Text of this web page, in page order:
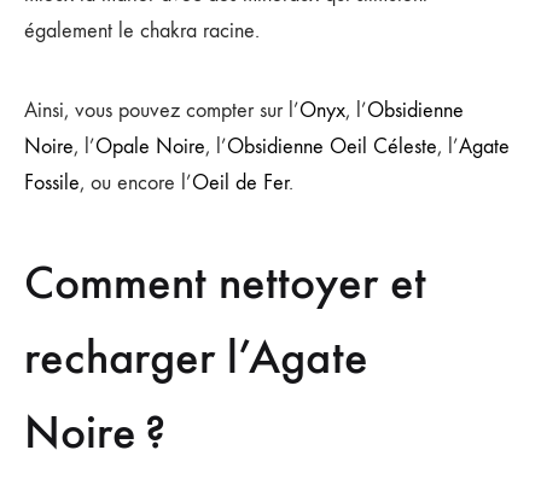
également le chakra racine.
Ainsi, vous pouvez compter sur l’Onyx, l’Obsidienne
Noire, l’Opale Noire, l’Obsidienne Oeil Céleste, l’Agate
Fossile, ou encore l’Oeil de Fer.
Comment nettoyer et
recharger l’Agate
Noire ?